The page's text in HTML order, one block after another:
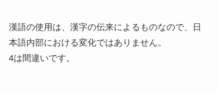
漢語の使用は、漢字の伝来によるものなので、日
本語内部における変化ではありません。
4は間違いです。